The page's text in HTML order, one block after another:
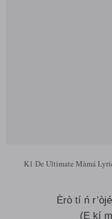
K1 De Ultimate Màmá
Èrò tí ń
(Ẹ kí